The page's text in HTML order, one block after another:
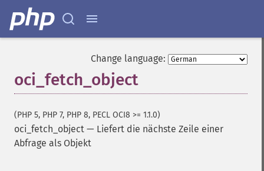
Change language:
oci_fetch_object
(PHP 5, PHP 7, PHP 8, PECL OCI8 >= 1.1.0)
oci_fetch_object — Liefert die nächste Zeile einer
Abfrage als Objekt